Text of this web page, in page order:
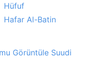
Hüfuf
Hafar Al-Batin
Görüntüle Suudi